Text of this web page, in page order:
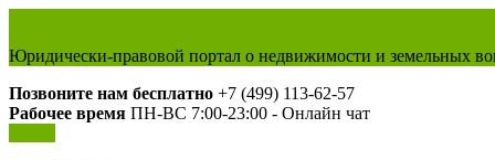
Юридически-правовой портал о недвижимости и земельных
Позвоните нам бесплатно +7 (499) 113-62-57
Рабочее время ПН-ВС 7:00-23:00 - Онлайн чат